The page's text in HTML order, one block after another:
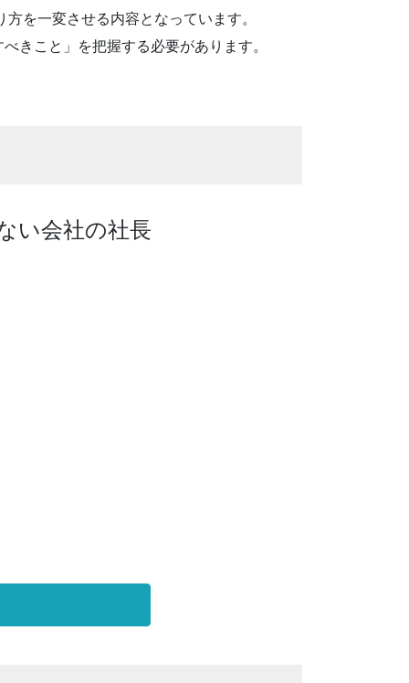
を一変させる内容となっています。
きこと」を把握する必要があります。
い会社の社長